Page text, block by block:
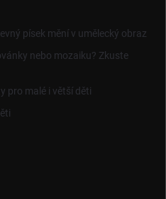
písek mění v umělecký obraz
nebo mozaiku? Zkuste
pro malé i větší děti